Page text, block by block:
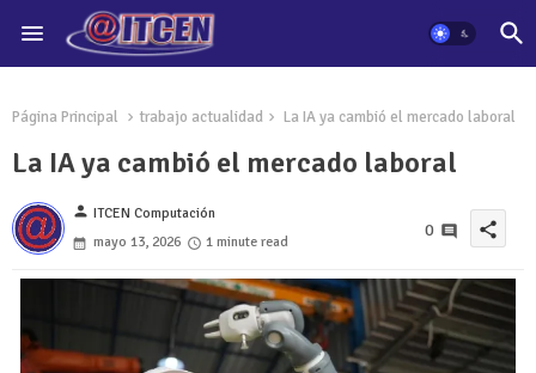
Página Principal trabajo actualidad La IA ya cambió el mercado laboral
La IA ya cambió el mercado laboral
person ITCEN Computación
mayo 13, 2026
1 minute read
0 share